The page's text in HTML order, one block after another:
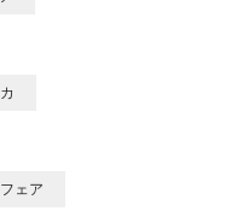
ェア